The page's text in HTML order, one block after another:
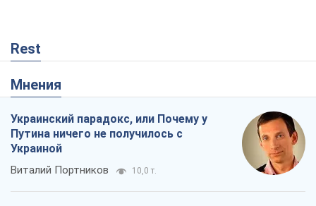
Rest
Мнения
Украинский парадокс, или Почему у
Путина ничего не получилось с
Украиной
Виталий Портников 10,0 т.